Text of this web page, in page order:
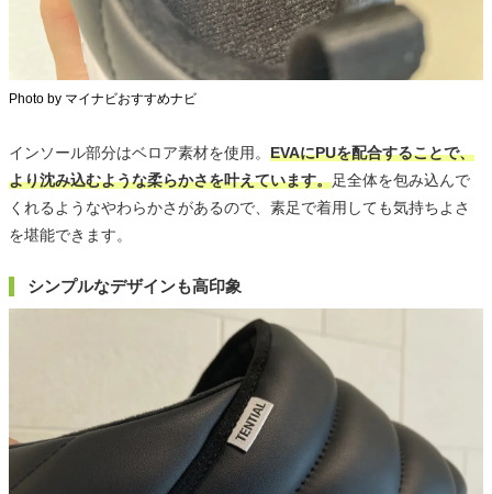
Photo by マイナビおすすめナビ
インソール部分はベロア素材を使用。 EVAにPUを配合することで、
より沈み込むような柔らかさを叶えています。足全体を包み込んで
くれるようなやわらかさがあるので、素足で着用しても気持ちよさ
を堪能できます。
シンプルなデザインも高印象